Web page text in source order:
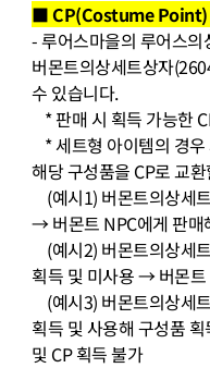
■CP(Costume
-루어스마을의 루어스의
버몬트의상세트상자
수 있습니다.
*판매 시 획득 가능한
*세트형 아이템의 경
해당 구성품을 CP로 교
(예시1) 버몬트의상세
→버몬트 NPC에게 판매
(예시2) 버몬트의상세
획득 및 미사용→버몬트
(예시3) 버몬트의상세
획득 및 사용해 구성품 획
및 CP획득 불가